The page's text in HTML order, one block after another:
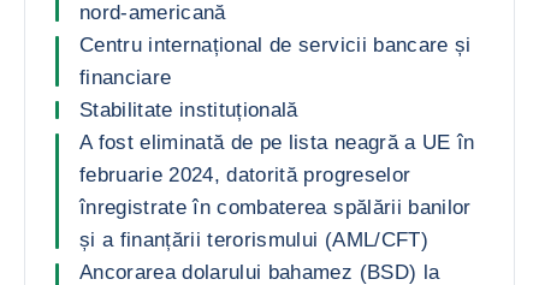
nord-americană
Centru internațional de servicii bancare și
financiare
Stabilitate instituțională
A fost eliminată de pe lista neagră a UE în
februarie 2024, datorită progreselor
înregistrate în combaterea spălării banilor
și a finanțării terorismului (AML/CFT)
Ancorarea dolarului bahamez (BSD) la